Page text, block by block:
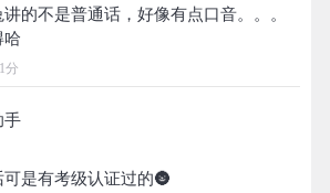
的不是普通话，好像有点口音。。。
分
手
是有考级认证过的🌚